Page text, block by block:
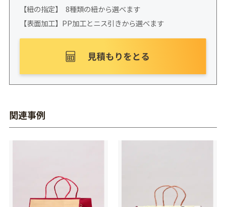
【紐の指定】 8種類の紐から選べます
【表面加工】PP加工とニス引きから選べます
関連事例